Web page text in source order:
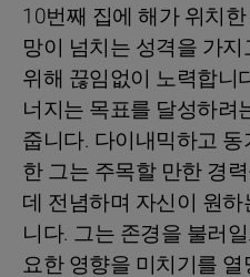
10번째 집에 해가 위치
망이 넘치는 성격을 가
위해 끊임없이 노력합니
너지는 목표를 달성하려
줍니다. 다이내믹하고
한 그는 주목할 만한 경
데 전념하며 자신이 원
니다. 그는 존경을 불러
요한 영향을 미치기를